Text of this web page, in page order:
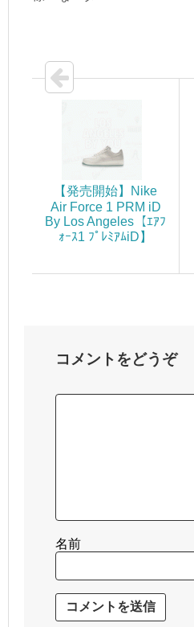
【発売開始】Nike
Air Force 1 PRM iD
By Los Angeles【ｴｱﾌ
ｫｰｽ1 ﾌﾟﾚﾐｱﾑiD】
コメントをどうぞ
名前